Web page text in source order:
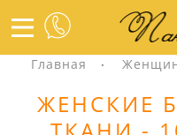
Главная
ЖЕНСКИЕ